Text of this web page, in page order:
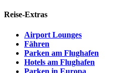
Reise-Extras
Airport Lounges
Fähren
Parken am Flughafen
Hotels am Flughafen
Parken in Europa